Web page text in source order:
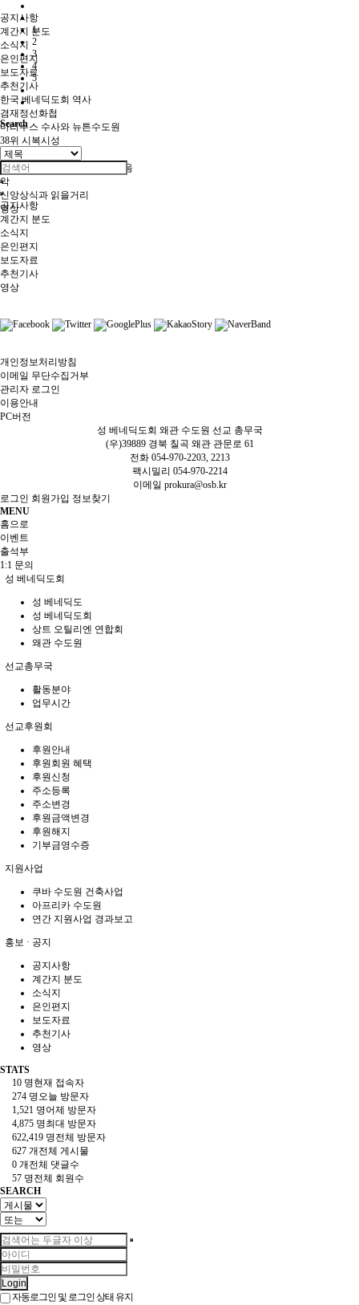
공지사항
계간지 분도
소식지
은인편지
보도자료
추천기사
한국 베네딕도회 역사
겸재정선화첩
마리누스 수사와 뉴튼수도원
38위 시복시성
수도원사도직
전례·상식으로 풀어보는 교회음
악
신앙상식과 읽을거리
영상
1
2
3
4
5
Search
공지사항
계간지 분도
소식지
은인편지
보도자료
추천기사
영상
개인정보처리방침
이메일 무단수집거부
관리자 로그인
이용안내
PC버전
성 베네딕도회 왜관 수도원 선교 총무국
(우)39889 경북 칠곡 왜관 관문로 61
전화 054-970-2203, 2213
팩시밀리 054-970-2214
이메일 prokura@osb.kr
로그인 회원가입 정보찾기
MENU
홈으로
이벤트
출석부
1:1 문의
성 베네딕도회
성 베네딕도
성 베네딕도회
상트 오틸리엔 연합회
왜관 수도원
선교총무국
활동분야
업무시간
선교후원회
후원안내
후원회원 혜택
후원신청
주소등록
주소변경
후원금액변경
후원해지
기부금영수증
지원사업
쿠바 수도원 건축사업
아프리카 수도원
연간 지원사업 경과보고
홍보 · 공지
공지사항
계간지 분도
소식지
은인편지
보도자료
추천기사
영상
STATS
10 명현재 접속자
274 명오늘 방문자
1,521 명어제 방문자
4,875 명최대 방문자
622,419 명전체 방문자
627 개 전체 게시물
0 개 전체 댓글수
57 명전체 회원수
SEARCH
Login
자동로그인 및 로그인 상태 유지